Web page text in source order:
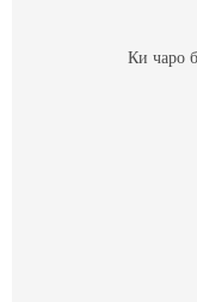
Ки чаро